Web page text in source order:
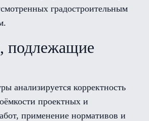
градостроительным
подлежащие
анализируется корректность
проектных и
применение нормативов и